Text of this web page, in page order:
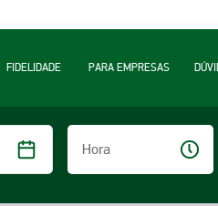
FIDELIDADE PARA EMPRESAS
Hora